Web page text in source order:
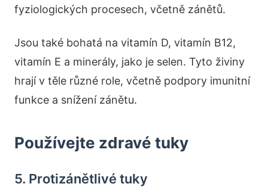
fyziologických procesech, včetně zánětů.
Jsou také bohatá na vitamín D, vitamín B12,
vitamín E a minerály, jako je selen. Tyto živiny
hrají v těle různé role, včetně podpory imunitní
funkce a snížení zánětu.
Používejte zdravé tuky
5. Protizánětlivé tuky